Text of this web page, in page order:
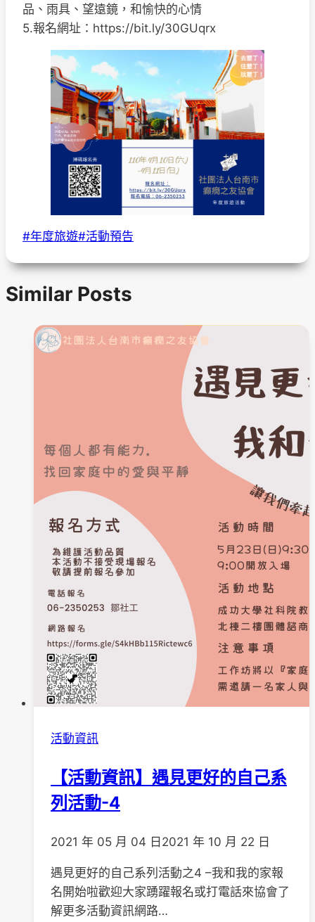
品、雨具、望遠鏡，和愉快的心情
5.報名網址：https://bit.ly/30GUqrx
Post
#年度旅遊#活動預告
Similar Posts
活動資訊
【活動資訊】遇見更好的自己系
列活動-4
2021 年 05 月 04 日 2021 年 10 月 22 日
遇見更好的自己系列活動之4 –我和我的家報
名開始啦歡迎大家踴躍報名或打電話來協會了
解更多活動資訊網路…